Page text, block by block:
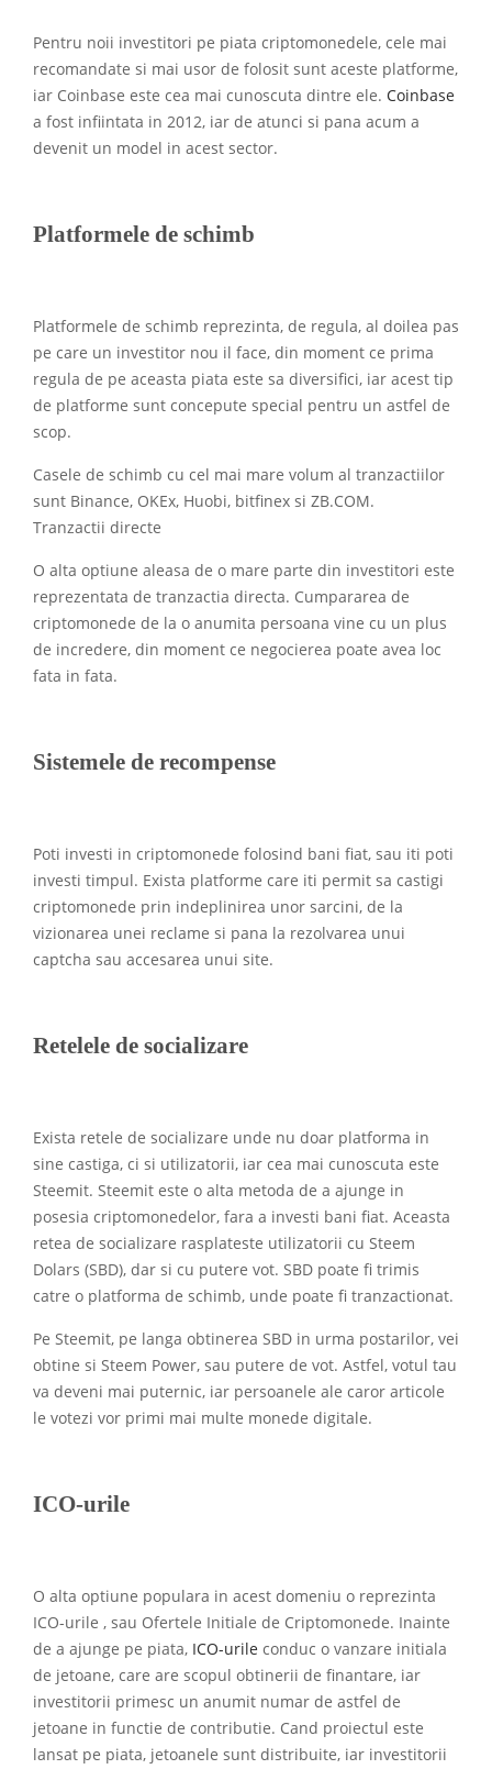
Pentru noii investitori pe piata criptomonedele, cele mai
recomandate si mai usor de folosit sunt aceste platforme,
iar Coinbase este cea mai cunoscuta dintre ele. Coinbase
a fost infiintata in 2012, iar de atunci si pana acum a
devenit un model in acest sector.
Platformele de schimb
Platformele de schimb reprezinta, de regula, al doilea pas
pe care un investitor nou il face, din moment ce prima
regula de pe aceasta piata este sa diversifici, iar acest tip
de platforme sunt concepute special pentru un astfel de
scop.
Casele de schimb cu cel mai mare volum al tranzactiilor
sunt Binance, OKEx, Huobi, bitfinex si ZB.COM.
Tranzactii directe
O alta optiune aleasa de o mare parte din investitori este
reprezentata de tranzactia directa. Cumpararea de
criptomonede de la o anumita persoana vine cu un plus
de incredere, din moment ce negocierea poate avea loc
fata in fata.
Sistemele de recompense
Poti investi in criptomonede folosind bani fiat, sau iti poti
investi timpul. Exista platforme care iti permit sa castigi
criptomonede prin indeplinirea unor sarcini, de la
vizionarea unei reclame si pana la rezolvarea unui
captcha sau accesarea unui site.
Retelele de socializare
Exista retele de socializare unde nu doar platforma in
sine castiga, ci si utilizatorii, iar cea mai cunoscuta este
Steemit. Steemit este o alta metoda de a ajunge in
posesia criptomonedelor, fara a investi bani fiat. Aceasta
retea de socializare rasplateste utilizatorii cu Steem
Dolars (SBD), dar si cu putere vot. SBD poate fi trimis
catre o platforma de schimb, unde poate fi tranzactionat.
Pe Steemit, pe langa obtinerea SBD in urma postarilor, vei
obtine si Steem Power, sau putere de vot. Astfel, votul tau
va deveni mai puternic, iar persoanele ale caror articole
le votezi vor primi mai multe monede digitale.
ICO-urile
O alta optiune populara in acest domeniu o reprezinta
ICO-urile , sau Ofertele Initiale de Criptomonede. Inainte
de a ajunge pe piata, ICO-urile conduc o vanzare initiala
de jetoane, care are scopul obtinerii de finantare, iar
investitorii primesc un anumit numar de astfel de
jetoane in functie de contributie. Cand proiectul este
lansat pe piata, jetoanele sunt distribuite, iar investitorii